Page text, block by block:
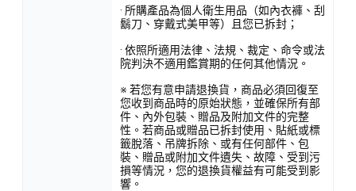
· 所購產品為個人衛生用品（如內衣褲、刮
鬍刀、穿戴式美甲等）且您已拆封；
· 依照所適用法律、法規、裁定、命令或法
院判決不適用鑑賞期的任何其他情況。
※ 若您有意申請退換貨，商品必須回復至
您收到商品時的原始狀態，並確保所有部
件、內外包裝、贈品及附加文件的完整
性。若商品或贈品已拆封使用、貼紙或標
籤脫落、吊牌拆除、或有任何部件、包
裝、贈品或附加文件遺失、故障、受到污
損等情況，您的退換貨權益有可能受到影
響。